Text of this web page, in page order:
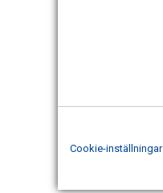
Cookie-inställningar